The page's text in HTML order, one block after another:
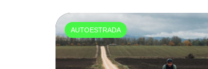
AUTOESTRADA